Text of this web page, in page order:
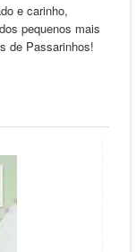
e carinho,
pequenos mais
de Passarinhos!